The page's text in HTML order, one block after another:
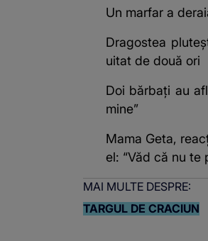
Un marfar a
Dragostea
uitat de două ori
Doi bărbați au
mine”
Mama Geta,
el: “Văd că nu te
MAI MULTE DESPRE:
TARGUL DE CRACIUN